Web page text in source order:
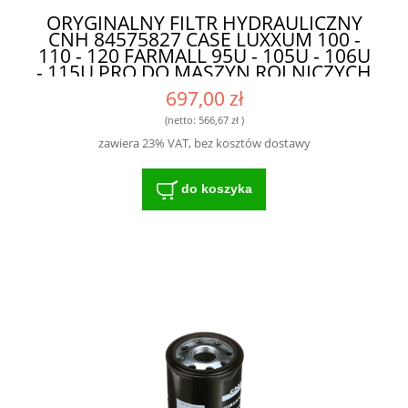
ORYGINALNY FILTR HYDRAULICZNY
CNH 84575827 CASE LUXXUM 100 -
110 - 120 FARMALL 95U - 105U - 106U
- 115U PRO DO MASZYN ROLNICZYCH
697,00 zł
(netto: 566,67 zł)
zawiera 23% VAT, bez kosztów dostawy
do koszyka